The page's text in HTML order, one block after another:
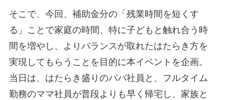
そこで、今回、補助金分の「残業時間を短くす
る」ことで家庭の時間、特に子どもと触れ合う時
間を増やし、よりバランスが取れたはたらき方を
実現してもらうことを目的に本イベントを企画。
当日は、はたらき盛りのパパ社員と、フルタイム
勤務のママ社員が普段よりも早く帰宅し、家族と